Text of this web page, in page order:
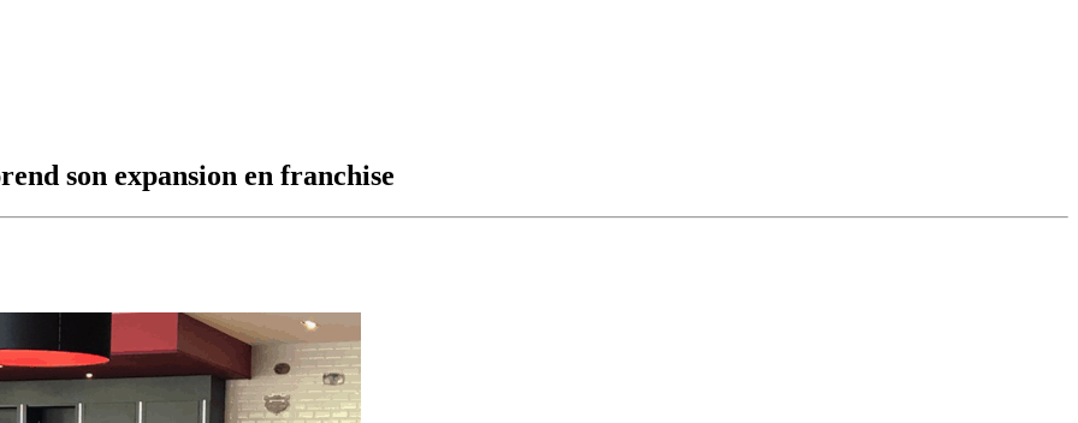
son expansion en franchise